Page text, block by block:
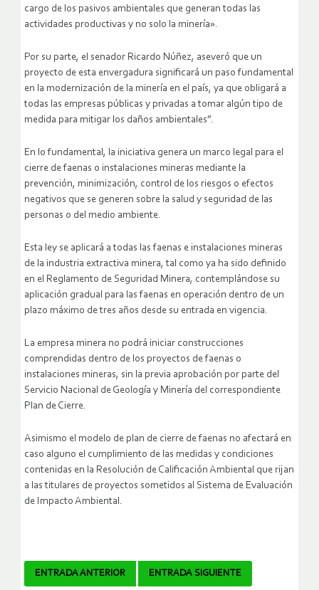
cargo de los pasivos ambientales que generan todas las
actividades productivas y no solo la minería».
Por su parte, el senador Ricardo Núñez, aseveró que un
proyecto de esta envergadura significará un paso fundamental
en la modernización de la minería en el país, ya que obligará a
todas las empresas públicas y privadas a tomar algún tipo de
medida para mitigar los daños ambientales”.
En lo fundamental, la iniciativa genera un marco legal para el
cierre de faenas o instalaciones mineras mediante la
prevención, minimización, control de los riesgos o efectos
negativos que se generen sobre la salud y seguridad de las
personas o del medio ambiente.
Esta ley se aplicará a todas las faenas e instalaciones mineras
de la industria extractiva minera, tal como ya ha sido definido
en el Reglamento de Seguridad Minera, contemplándose su
aplicación gradual para las faenas en operación dentro de un
plazo máximo de tres años desde su entrada en vigencia.
La empresa minera no podrá iniciar construcciones
comprendidas dentro de los proyectos de faenas o
instalaciones mineras, sin la previa aprobación por parte del
Servicio Nacional de Geología y Minería del correspondiente
Plan de Cierre.
Asimismo el modelo de plan de cierre de faenas no afectará en
caso alguno el cumplimiento de las medidas y condiciones
contenidas en la Resolución de Calificación Ambiental que rijan
a las titulares de proyectos sometidos al Sistema de Evaluación
de Impacto Ambiental.
Navegador
ENTRADA ANTERIOR ENTRADA SIGUIENTE